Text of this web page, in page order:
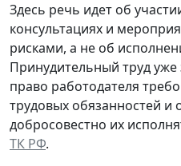
Здесь речь идет об
консультациях и
рисками, а не об
Принудительный труд
право работодателя
трудовых обязанностей и
добросовестно их
ТК РФ.